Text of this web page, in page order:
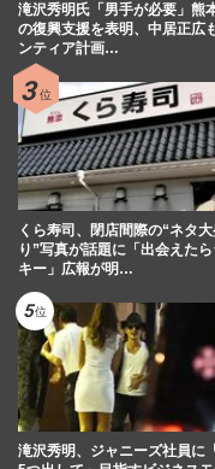
滝沢秀明氏「男手が必要」熊
の復興支援を表明、中居正広
ンティア計画…
くら寿司、閉店間際の“ネタ
り”写真が話題に「出会えたら
キー」広報が明…
滝沢秀明、ジャニーズ社員に